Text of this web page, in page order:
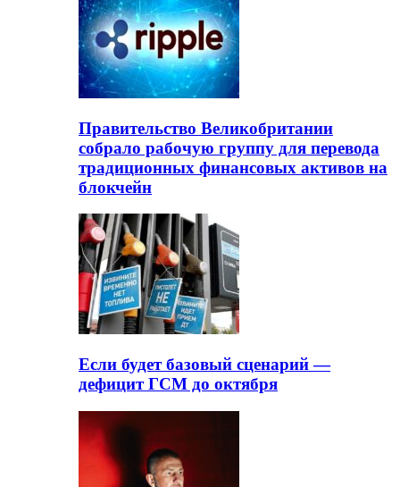
Правительство Великобритании
собрало рабочую группу для перевода
традиционных финансовых активов на
блокчейн
Если будет базовый сценарий —
дефицит ГСМ до октября